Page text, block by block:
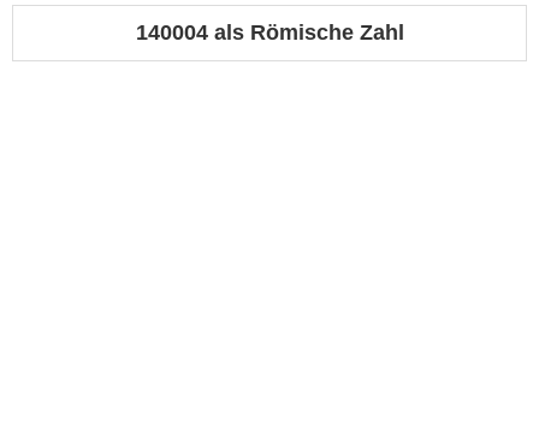
140004 als Römische Zahl